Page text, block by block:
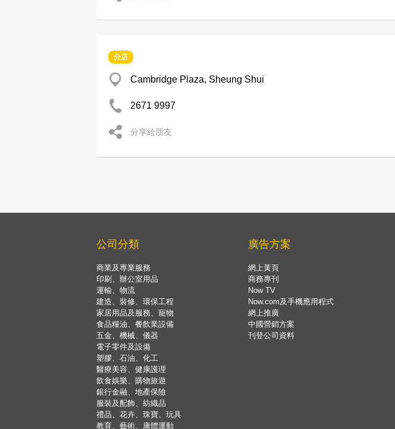
分店
Cambridge Plaza, Sheung Shui
2671 9997
分享給朋友
公司分類
商業及專業服務
印刷、辦公室用品
運輸、物流
建造、裝修、環保工程
家居用品及服務、寵物
食品糧油、餐飲業設備
五金、機械、儀器
電子零件及設備
塑膠、石油、化工
醫療美容、健康護理
飲食娛樂、購物旅遊
銀行金融、地產保險
服裝及配飾、紡織品
禮品、花卉、珠寶、玩具
教育、藝術、康體運動
廣告方案
網上黃頁
商務專刊
Now TV
Now.com及手機應用程式
網上推廣
中國營銷方案
刊登公司資料